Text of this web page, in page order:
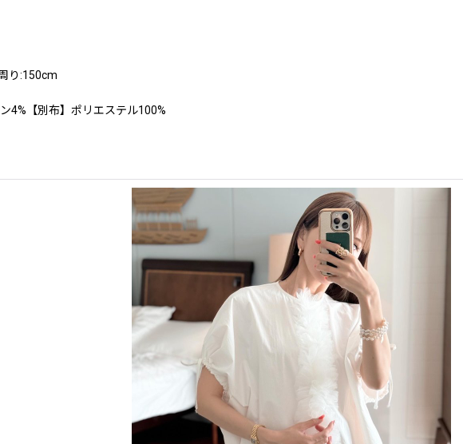
り:150cm
4%【別布】ポリエステル100%